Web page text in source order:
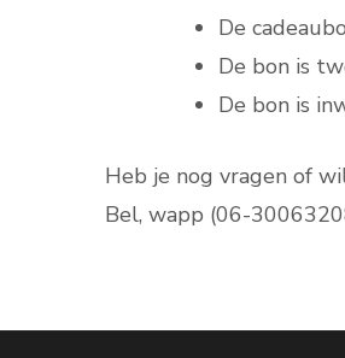
De
De bon is
De bon is
Heb je nog vragen of
Bel, wapp (06-